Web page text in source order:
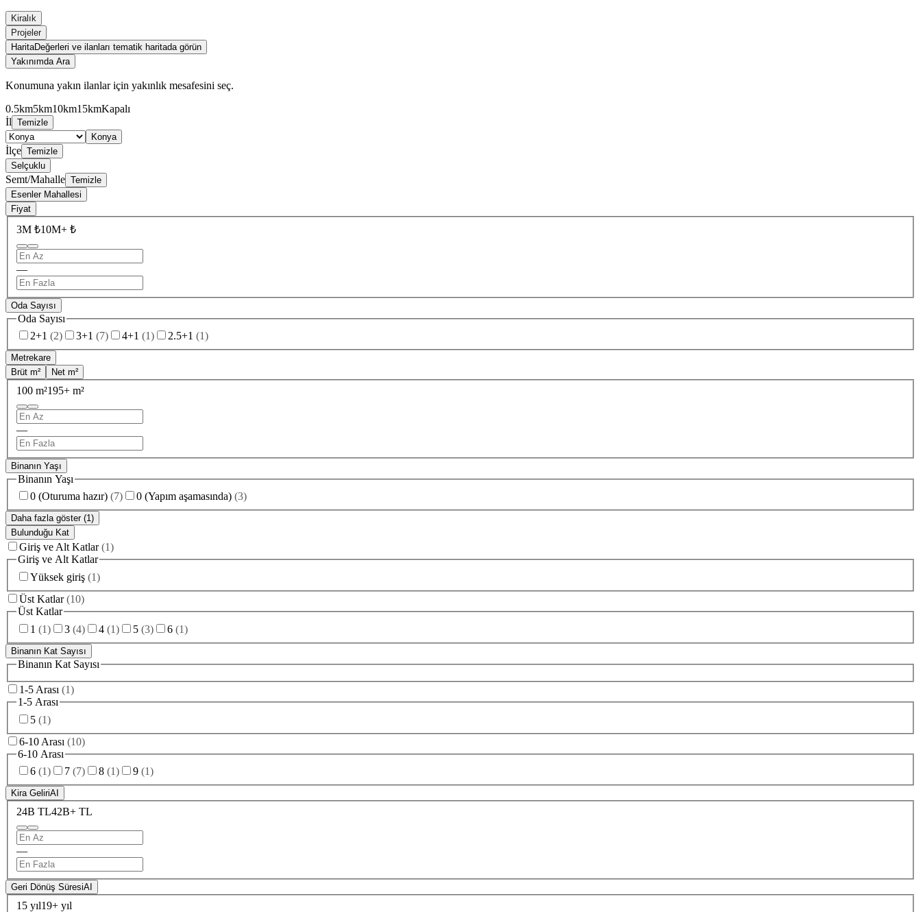
Kiralık
Projeler
HaritaDeğerleri ve ilanları tematik haritada görün
Yakınımda Ara
Konumuna yakın ilanlar için yakınlık mesafesini seç.
0.5km5km10km15kmKapalı
İl Temizle
Konya
İlçe Temizle
Selçuklu
Semt/Mahalle Temizle
Esenler Mahallesi
Fiyat
3M ₺10M+ ₺
—
Oda Sayısı
Oda Sayısı
2+1 (2) 3+1 (7) 4+1 (1) 2.5+1 (1)
Metrekare
Brüt m²
Net m²
100 m²195+ m²
—
Binanın Yaşı
Binanın Yaşı
0 (Oturuma hazır) (7) 0 (Yapım aşamasında) (3)
Daha fazla göster (1)
Bulunduğu Kat
Giriş ve Alt Katlar (1)
Giriş ve Alt Katlar
Yüksek giriş (1)
Üst Katlar (10)
Üst Katlar
1 (1) 3 (4) 4 (1) 5 (3) 6 (1)
Binanın Kat Sayısı
Binanın Kat Sayısı
1-5 Arası (1)
1-5 Arası
5 (1)
6-10 Arası (10)
6-10 Arası
6 (1) 7 (7) 8 (1) 9 (1)
Kira GeliriAI
24B TL42B+ TL
—
Geri Dönüş SüresiAI
15 yıl19+ yıl